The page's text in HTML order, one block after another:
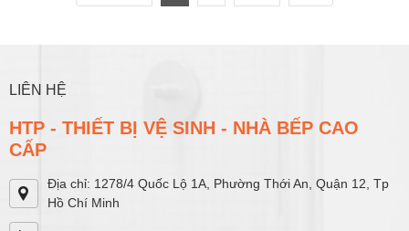
LIÊN HỆ
HTP - THIẾT BỊ VỆ SINH - NHÀ BẾP CAO
CẤP
Địa chỉ: 1278/4 Quốc Lộ 1A, Phường Thới An, Quận 12, Tp
Hồ Chí Minh